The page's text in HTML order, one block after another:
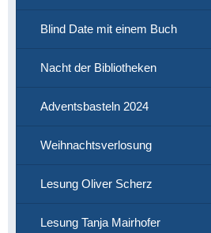
Blind Date mit einem Buch
Nacht der Bibliotheken
Adventsbasteln 2024
Weihnachtsverlosung
Lesung Oliver Scherz
Lesung Tanja Mairhofer